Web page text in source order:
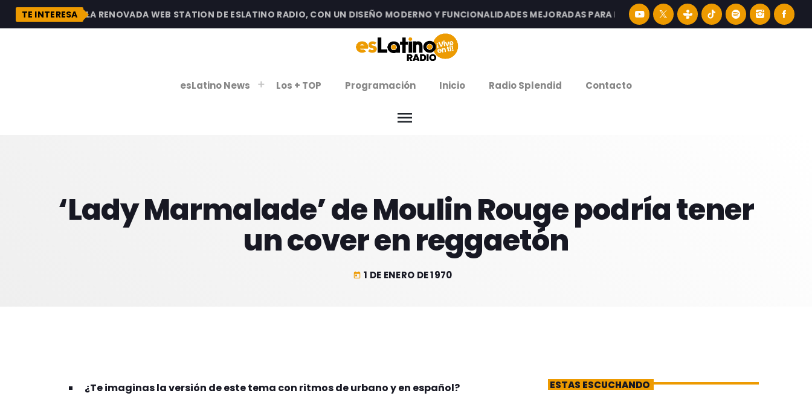
TE INTERESA
DESCUBRE LA RENOVADA WEB STATION DE ESLATINO RADIO, CON UN DISEÑO MODERNO Y FUNCIONALIDADES MEJORADAS PARA DISFRUTAR LA MEJOR MÚSICA LATINA Y
esLatino News Los + TOP Programación Inicio Radio Splendid Contacto
menu
PROGRAMACIÓN
‘Lady Marmalade’ de Moulin Rouge podría tener
un cover en reggaetón
today 1 DE ENERO DE 1970
¿Te imaginas la versión de este tema con ritmos de urbano y en español? ESTAS ESCUCHANDO